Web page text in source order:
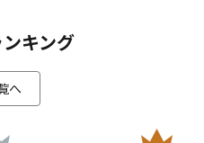
キング
へ